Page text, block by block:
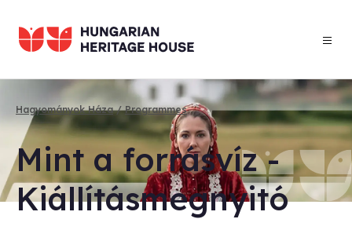
main
content
Breadcrumb
Hagyományok Háza Programmes
Mint a for­rás­víz -
Kiállítás­megnyitó